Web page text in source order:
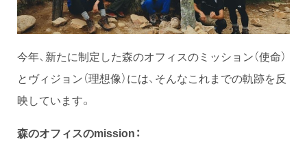
今年、新たに制定した森のオフィスのミッション（使命）
とヴィジョン（理想像）には、そんなこれまでの軌跡を反
映しています。
森のオフィスのmission：